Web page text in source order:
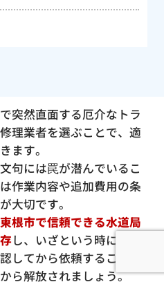
突然直面する厄介なトラ
理業者を選ぶことで、適
ます。
句には罠が潜んでいるこ
作業内容や追加費用の条
大切です。
根市で信頼できる水道局
し、いざという時に慌て
してから依頼すること
ら解放されましょう。